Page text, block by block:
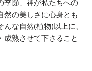
季節、神が私たちへの
然の美しさに心身とも
な自然(植物)以上に、
成熟させて下さること